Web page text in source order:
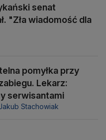
senat
"Zła wiadomość dla
pomyłka przy
Lekarz:
serwisantami
Stachowiak